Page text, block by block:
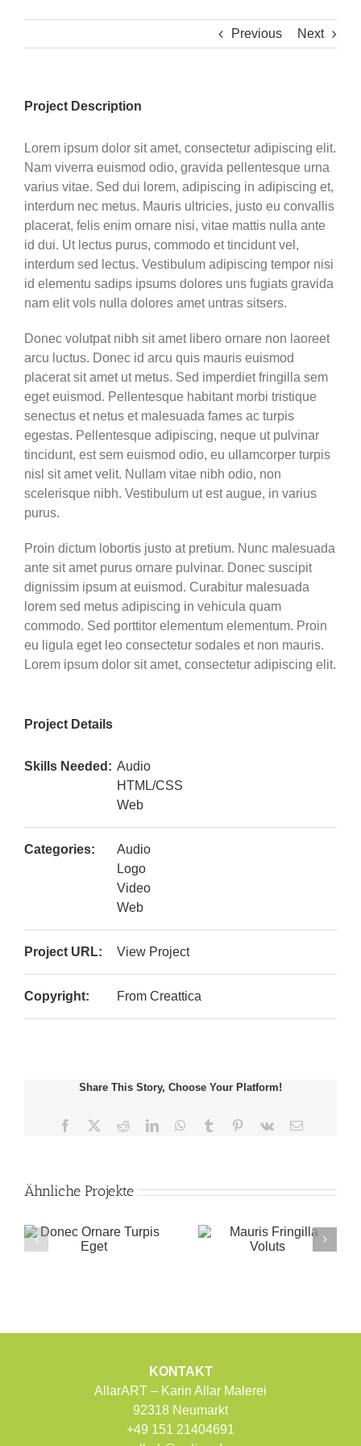
Previous Next
Project Description
Lorem ipsum dolor sit amet, consectetur adipiscing elit.
Nam viverra euismod odio, gravida pellentesque urna
varius vitae. Sed dui lorem, adipiscing in adipiscing et,
interdum nec metus. Mauris ultricies, justo eu convallis
placerat, felis enim ornare nisi, vitae mattis nulla ante
id dui. Ut lectus purus, commodo et tincidunt vel,
interdum sed lectus. Vestibulum adipiscing tempor nisi
id elementu sadips ipsums dolores uns fugiats gravida
nam elit vols nulla dolores amet untras sitsers.
Donec volutpat nibh sit amet libero ornare non laoreet
arcu luctus. Donec id arcu quis mauris euismod
placerat sit amet ut metus. Sed imperdiet fringilla sem
eget euismod. Pellentesque habitant morbi tristique
senectus et netus et malesuada fames ac turpis
egestas. Pellentesque adipiscing, neque ut pulvinar
tincidunt, est sem euismod odio, eu ullamcorper turpis
nisl sit amet velit. Nullam vitae nibh odio, non
scelerisque nibh. Vestibulum ut est augue, in varius
purus.
Proin dictum lobortis justo at pretium. Nunc malesuada
ante sit amet purus ornare pulvinar. Donec suscipit
dignissim ipsum at euismod. Curabitur malesuada
lorem sed metus adipiscing in vehicula quam
commodo. Sed porttitor elementum elementum. Proin
eu ligula eget leo consectetur sodales et non mauris.
Lorem ipsum dolor sit amet, consectetur adipiscing elit.
Project Details
Skills Needed: Audio
HTML/CSS
Web
Categories:
Audio
Logo
Video
Web
Project URL: View Project
Copyright: From Creattica
Share This Story, Choose Your Platform!
Facebook RedditLinkedInWhatsApp
Tumblr Pinterest
Vk
E-
Ähnliche Projekte
KONTAKT
AllarART – Karin Allar Malerei
92318 Neumarkt
+49 151 21404691